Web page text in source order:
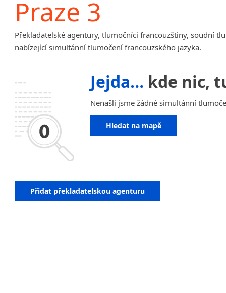
Amharština
Aramejština
Arménština
Azerbajdžánština
Bambarština
Bantuské jazyky
Barmština
Baskičtina
Běloruština
Bengálština
Bulharština
Burjatština
Praze 3
Překladatelské agentury, tlumočníci francouzštiny, soudní
nabízející simultánní tlumočení francouzského jazyka.
Jejda… kde nic,
Nenašli jsme žádné simultánní
Hledat na mapě
Přidat překladatelskou agenturu